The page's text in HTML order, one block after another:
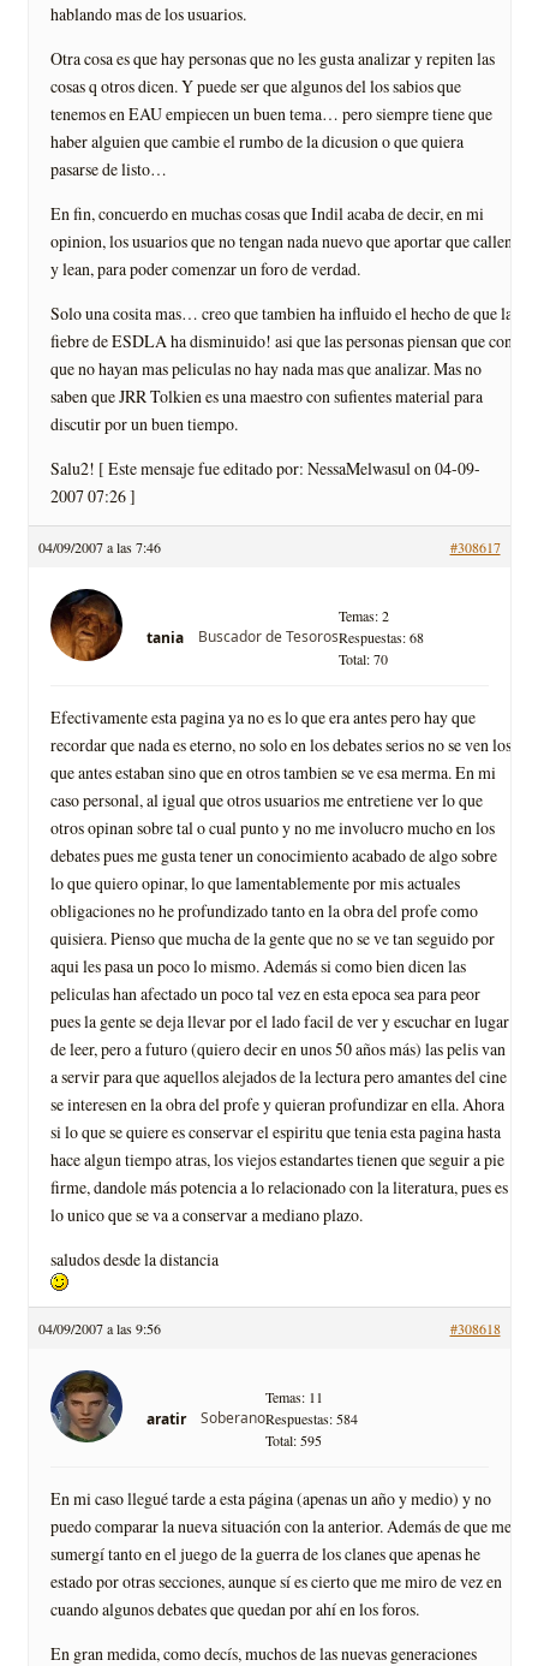
hablando mas de los usuarios.
Otra cosa es que hay personas que no les gusta analizar y repiten las
cosas q otros dicen. Y puede ser que algunos del los sabios que
tenemos en EAU empiecen un buen tema… pero siempre tiene que
haber alguien que cambie el rumbo de la dicusion o que quiera
pasarse de listo…
En fin, concuerdo en muchas cosas que Indil acaba de decir, en mi
opinion, los usuarios que no tengan nada nuevo que aportar que callen
y lean, para poder comenzar un foro de verdad.
Solo una cosita mas… creo que tambien ha influido el hecho de que la
fiebre de ESDLA ha disminuido! asi que las personas piensan que con
que no hayan mas peliculas no hay nada mas que analizar. Mas no
saben que JRR Tolkien es una maestro con sufientes material para
discutir por un buen tiempo.
Salu2! [ Este mensaje fue editado por: NessaMelwasul on 04-09-
2007 07:26 ]
04/09/2007 a las 7:46 #308617
tania Buscador de Tesoros
Temas: 2
Respuestas: 68
Total: 70
Efectivamente esta pagina ya no es lo que era antes pero hay que
recordar que nada es eterno, no solo en los debates serios no se ven los
que antes estaban sino que en otros tambien se ve esa merma. En mi
caso personal, al igual que otros usuarios me entretiene ver lo que
otros opinan sobre tal o cual punto y no me involucro mucho en los
debates pues me gusta tener un conocimiento acabado de algo sobre
lo que quiero opinar, lo que lamentablemente por mis actuales
obligaciones no he profundizado tanto en la obra del profe como
quisiera. Pienso que mucha de la gente que no se ve tan seguido por
aqui les pasa un poco lo mismo. Además si como bien dicen las
peliculas han afectado un poco tal vez en esta epoca sea para peor
pues la gente se deja llevar por el lado facil de ver y escuchar en lugar
de leer, pero a futuro (quiero decir en unos 50 años más) las pelis van
a servir para que aquellos alejados de la lectura pero amantes del cine
se interesen en la obra del profe y quieran profundizar en ella. Ahora
si lo que se quiere es conservar el espiritu que tenia esta pagina hasta
hace algun tiempo atras, los viejos estandartes tienen que seguir a pie
firme, dandole más potencia a lo relacionado con la literatura, pues es
lo unico que se va a conservar a mediano plazo.
saludos desde la distancia
04/09/2007 a las 9:56 #308618
aratir Soberano
Temas: 11
Respuestas: 584
Total: 595
En mi caso llegué tarde a esta página (apenas un año y medio) y no
puedo comparar la nueva situación con la anterior. Además de que me
sumergí tanto en el juego de la guerra de los clanes que apenas he
estado por otras secciones, aunque sí es cierto que me miro de vez en
cuando algunos debates que quedan por ahí en los foros.
En gran medida, como decís, muchos de las nuevas generaciones